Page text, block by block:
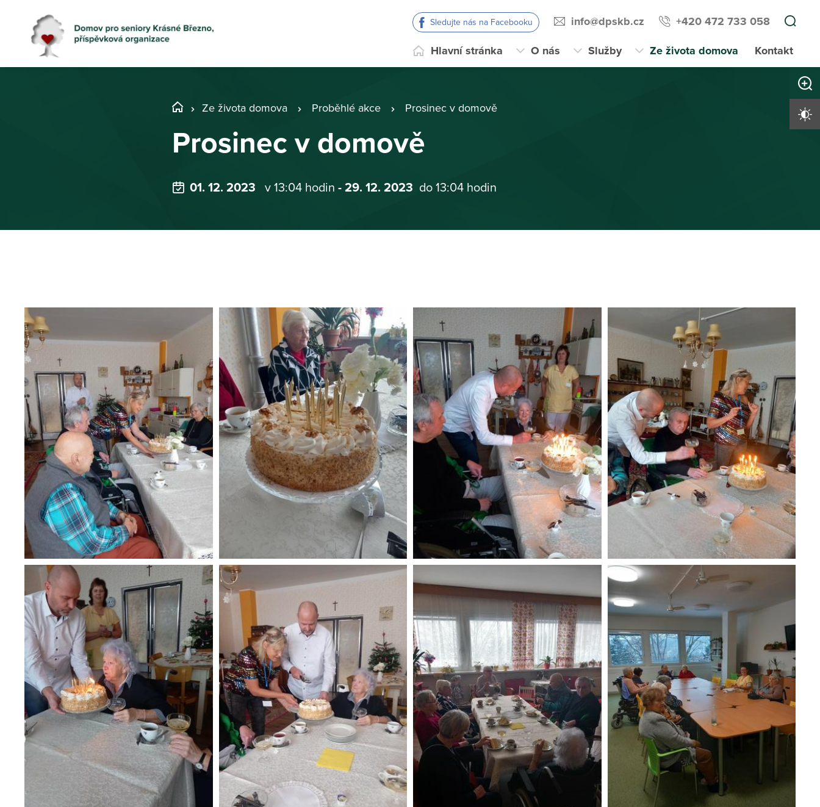
Sledujte nás na Facebooku info@dpskb.cz +420 472 733 058
Hlavní stránka O nás Služby Ze života domova Kontakt
Ze života domova Proběhlé akce Prosinec v domově
Prosinec v domově
01. 12. 2023 v 13:04 hodin - 29. 12. 2023 do 13:04 hodin